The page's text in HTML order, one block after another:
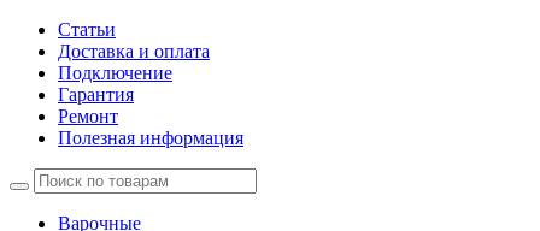
Статьи
Доставка и оплата
Подключение
Гарантия
Ремонт
Полезная информация
Варочные